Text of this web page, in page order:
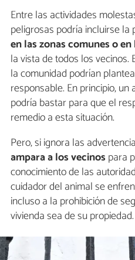
Entre las actividades
peligrosas podría incluirse la
en las zonas comunes o
la vista de todos los
la comunidad podrían
responsable. En principio,
podría bastar para que el
remedio a esta situación.
Pero, si ignora las
ampara a los vecinos para
conocimiento de las
cuidador del animal se
incluso a la prohibición de
vivienda sea de su propiedad.